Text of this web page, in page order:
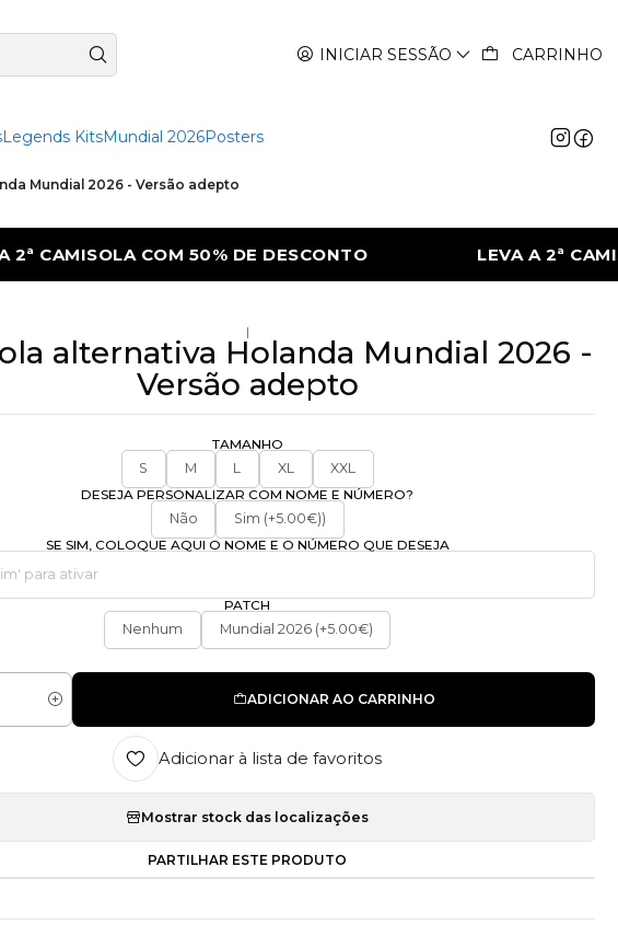
INICIAR SESSÃO CARRINHO
Legends KitsMundial 2026Posters
Mundial 2026 - Versão adepto
LEVA A 2ª CAMISOLA COM 50% DE DESCONTO
|
alternativa Holanda Mundial 2026 -
Versão adepto
TAMANHO
S
M L XL
XXL
DESEJA PERSONALIZAR COM NOME E NÚMERO?
Não
Sim (+5.00€))
SE SIM, COLOQUE AQUI O NOME E O NÚMERO QUE DESEJA
PATCH
Nenhum
Mundial 2026 (+5.00€)
ADICIONAR AO CARRINHO
Adicionar à lista de favoritos
Mostrar stock das localizações
PARTILHAR ESTE PRODUTO